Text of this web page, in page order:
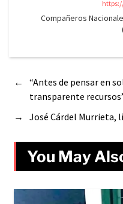
Compañeros
←
“Antes de pensar en
transparente
→
José Cárdel Murrieta,
You May